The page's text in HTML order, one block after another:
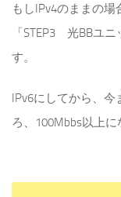
もしIPv4のままの場
「STEP3 光BBユ
す。
IPv6にしてから、今
ろ、100Mbbs以上に